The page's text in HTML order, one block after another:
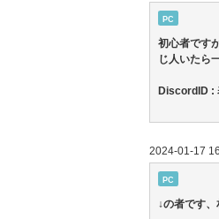
PC
初心者です
じ人いたら
DiscordID :
2024-01-17
PC
↓の者です